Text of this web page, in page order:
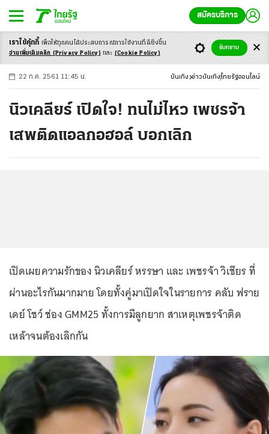
สมัครบริการ
-ก ก ก+
22 ก.ค. 2561 11:45 น. บันเทิง ข่าวบันเทิง ไทยรัฐออนไลน์
นิวเคลียร์ เปิดใจ! ทนไม่ไหว เพชรจ้า
เสพติดแอลกอฮอล์ บอกเลิก
เปิดเผยความรักของ นิวเคลียร์ หรรษา และ เพชรจ้า วิเชียร ที่
ผ่านอะไรกันมากมาย โดยทั้งคู่มาเปิดใจในรายการ คลับ ฟราย
เดย์ โชว์ ช่อง GMM25 ทั้งการมีลูกยาก สาเหตุเพชรจ้าติด
เหล้าจนต้องเลิกกัน
เราใช้คุ้กกี้ เพื่อให้ทุกคนได้ประสบการณ์การใช้งานที่ดียิ่งขึ้น
อ่านเพิ่มเติมคลิก (Privacy Policy) และ (Cookie Policy)
รับทราบ